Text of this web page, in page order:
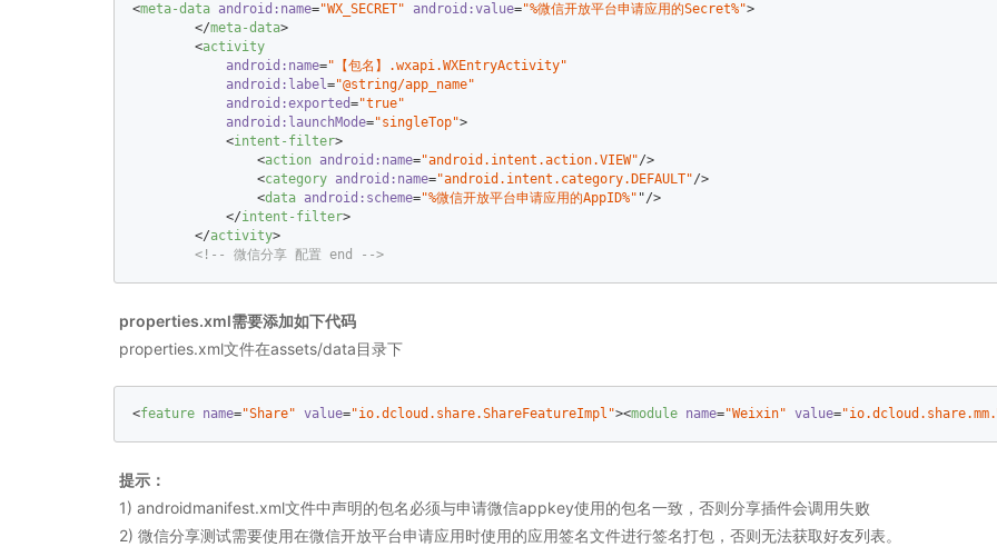
<meta-data android:name="WX_SECRET" android:value="%微信开放平台申请应用的Secret%">
</meta-data>
<activity
android:name="【包名】.wxapi.WXEntryActivity"
android:label="@string/app_name"
android:exported="true"
android:launchMode="singleTop">
<intent-filter>
<action android:name="android.intent.action.VIEW"/>
<category android:name="android.intent.category.DEFAULT"/>
<data android:scheme="%微信开放平台申请应用的AppID%" "/>
</intent-filter>
</activity>
<!-- 微信分享 配置 end -->
properties.xml需要添加如下代码
properties.xml文件在assets/data目录下
<feature name="Share" value="io.dcloud.share.ShareFeatureImpl"><module name="Weixin" value=
提示：
1) androidmanifest.xml文件中声明的包名必须与申请微信appkey使用的包名一致，否则分享插件会调用失败
2) 微信分享测试需要使用在微信开放平台申请应用时使用的应用签名文件进行签名打包，否则无法获取好友列表。